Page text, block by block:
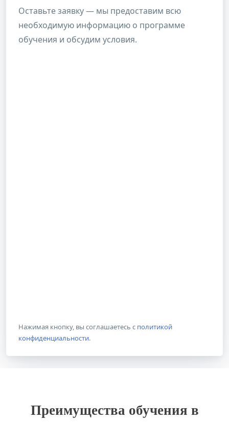
Оставьте заявку — мы предоставим всю
необходимую информацию о программе
обучения и обсудим условия.
Нажимая кнопку, вы соглашаетесь с политикой
конфиденциальности.
Преимущества обучения в